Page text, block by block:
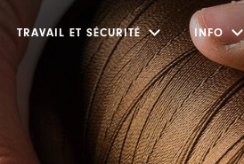
TRAVAIL ET SÉCURITÉSubmenu INFOSubmenu